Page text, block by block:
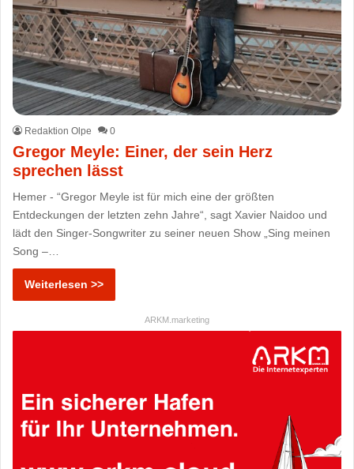
Redaktion Olpe 0
Gregor Meyle: Einer, der sein Herz
sprechen lässt
Hemer - “Gregor Meyle ist für mich eine der größten
Entdeckungen der letzten zehn Jahre“, sagt Xavier Naidoo und
lädt den Singer-Songwriter zu seiner neuen Show „Sing meinen
Song –…
Weiterlesen >>
ARKM.marketing